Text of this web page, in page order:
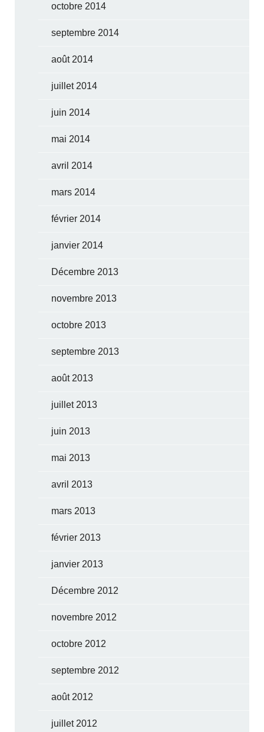
octobre 2014
septembre 2014
août 2014
juillet 2014
juin 2014
mai 2014
avril 2014
mars 2014
février 2014
janvier 2014
Décembre 2013
novembre 2013
octobre 2013
septembre 2013
août 2013
juillet 2013
juin 2013
mai 2013
avril 2013
mars 2013
février 2013
janvier 2013
Décembre 2012
novembre 2012
octobre 2012
septembre 2012
août 2012
juillet 2012